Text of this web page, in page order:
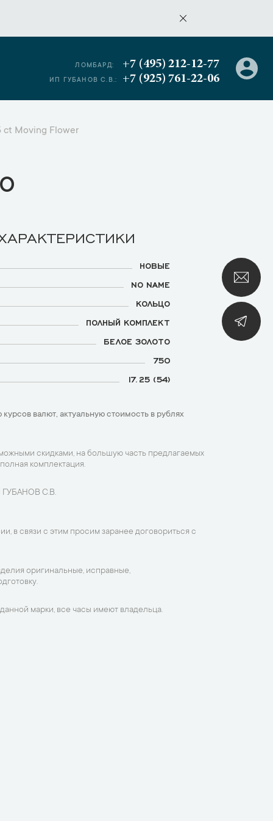
ЛОМБАРД: +7 (495) 212-12-77
ИП ГУБАНОВ С.В.: +7 (925) 761-22-06
ct Moving Flower
НОВЫЕ
NO NAME
КОЛЬЦО
ПОЛНЫЙ КОМПЛЕКТ
БЕЛОЕ ЗОЛОТО
750
17.25 (54)
валют, актуальную стоимость в рублях
скидками, на большую часть предлагаемых
комплектация.
ГУБАНОВ С.В.
в связи с этим просим заранее договориться с
оригинальные, исправные,
марки, все часы имеют владельца.